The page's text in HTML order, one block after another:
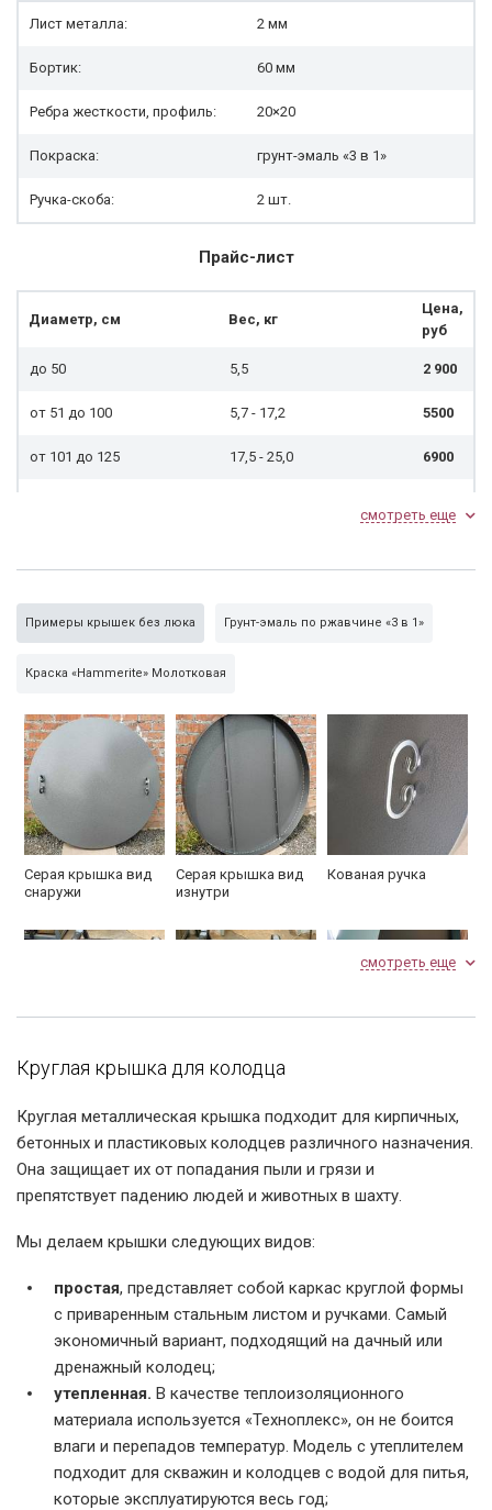
Лист металла: 2 мм
Бортик: 60 мм
Ребра жесткости, профиль: 20×20
Покраска: грунт-эмаль «3 в 1»
Ручка-скоба: 2 шт.
Прайс-лист
Диаметр, см Вес, кг
Цена,
руб
до 50 5,5 2 900
от 51 до 100 5,7 - 17,2 5500
от 101 до 125 17,5 - 25,0 6900
+ 190
см
ручка-скоба кованая 1 шт. + 800 руб.
смотреть еще
Примеры крышек без люка Грунт-эмаль по ржавчине «3 в 1»
Краска «Hammerite» Молотковая
Серая крышка вид
снаружи
Серая крышка вид
изнутри
Кованая ручка
крышки
цвете
цвете
Фото глухой
крышки
смотреть еще
Круглая крышка для колодца
Круглая металлическая крышка подходит для кирпичных,
бетонных и пластиковых колодцев различного назначения.
Она защищает их от попадания пыли и грязи и
препятствует падению людей и животных в шахту.
Мы делаем крышки следующих видов:
простая, представляет собой каркас круглой формы
с приваренным стальным листом и ручками. Самый
экономичный вариант, подходящий на дачный или
дренажный колодец;
утепленная. В качестве теплоизоляционного
материала используется «Техноплекс», он не боится
влаги и перепадов температур. Модель с утеплителем
подходит для скважин и колодцев с водой для питья,
которые эксплуатируются весь год;